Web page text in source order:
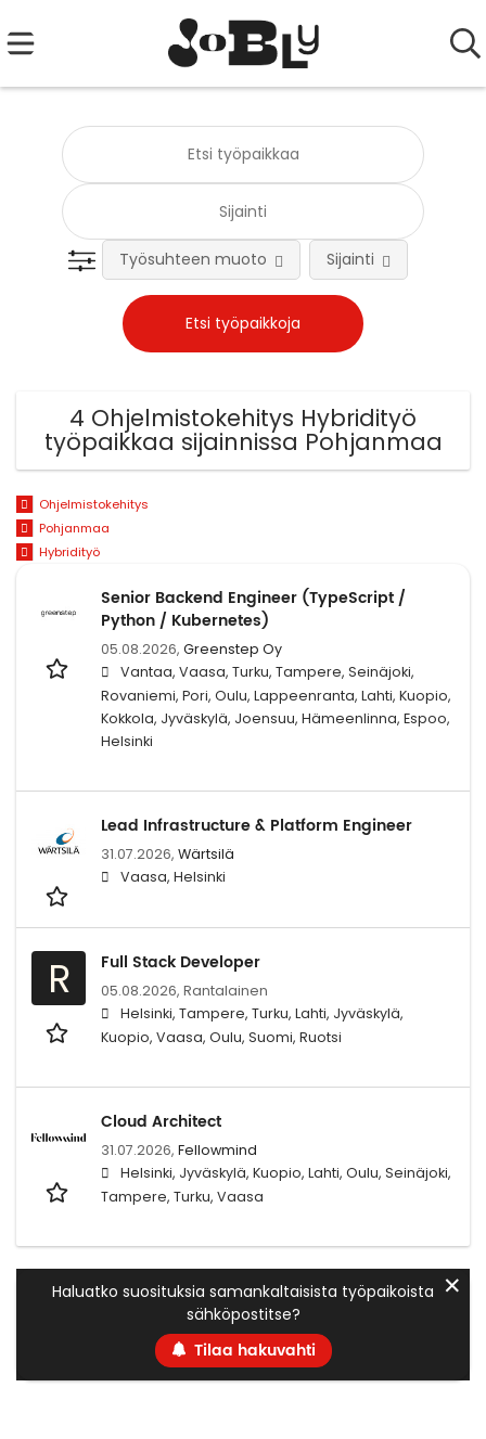
Työsuhteen muoto Sijainti
4 Ohjelmistokehitys Hybridityö
työpaikkaa sijainnissa Pohjanmaa
Ohjelmistokehitys
Pohjanmaa
Hybridityö
Senior Backend Engineer (TypeScript /
Python / Kubernetes)
05.08.2026, Greenstep Oy
Vantaa, Vaasa, Turku, Tampere, Seinäjoki,
Rovaniemi, Pori, Oulu, Lappeenranta, Lahti, Kuopio,
Kokkola, Jyväskylä, Joensuu, Hämeenlinna, Espoo,
Helsinki
Lead Infrastructure & Platform Engineer
31.07.2026, Wärtsilä
Vaasa, Helsinki
R Full Stack Developer
05.08.2026, Rantalainen
Helsinki, Tampere, Turku, Lahti, Jyväskylä,
Kuopio, Vaasa, Oulu, Suomi, Ruotsi
Cloud Architect
31.07.2026, Fellowmind
Helsinki, Jyväskylä, Kuopio, Lahti, Oulu, Seinäjoki,
Tampere, Turku, Vaasa
Haluatko suosituksia samankaltaisista työpaikoista
sähköpostitse?
Tilaa hakuvahti
✕